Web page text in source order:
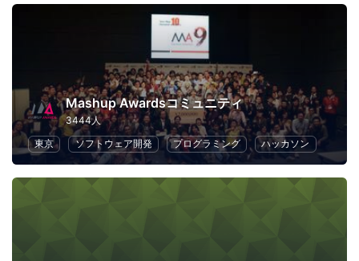
Mashup Awardsコミュニティ
3444人
東京
ソフトウェア開発 プログラミング ハッカソン